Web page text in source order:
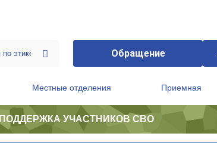
Обращение
Местные отделения Приемная
ПОДДЕРЖКА УЧАСТНИКОВ СВО